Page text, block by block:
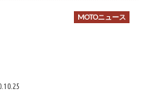
MOTOニュース